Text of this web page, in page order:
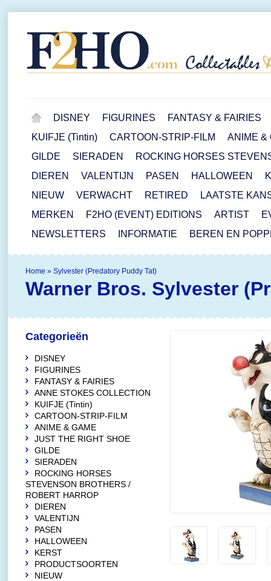
DISNEY FIGURINES
FANTASY & FAIRIES
KUIFJE (Tintin)
CARTOON-STRIP-FILM
ANIME &
GILDE
SIERADEN
ROCKING HORSES
DIEREN
VALENTIJN PASEN HALLOWEEN
NIEUW
VERWACHT RETIRED
LAATSTE
MERKEN
F2HO (EVENT) EDITIONS ARTIST
NEWSLETTERS
INFORMATIE BEREN EN
Home » Sylvester (Predatory Puddy Tat)
Warner Bros. Sylvester
Categorieën
DISNEY
FIGURINES
FANTASY & FAIRIES
ANNE STOKES COLLECTION
KUIFJE (Tintin)
CARTOON-STRIP-FILM
ANIME & GAME
JUST THE RIGHT SHOE
GILDE
SIERADEN
ROCKING HORSES
STEVENSON BROTHERS /
ROBERT HARROP
DIEREN
VALENTIJN
PASEN
HALLOWEEN
KERST
PRODUCTSOORTEN
NIEUW